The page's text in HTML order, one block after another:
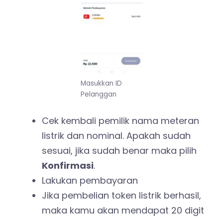
Masukkan ID
Pelanggan
Cek kembali pemilik nama meteran
listrik dan nominal. Apakah sudah
sesuai, jika sudah benar maka pilih
Konfirmasi.
Lakukan pembayaran
Jika pembelian token listrik berhasil,
maka kamu akan mendapat 20 digit